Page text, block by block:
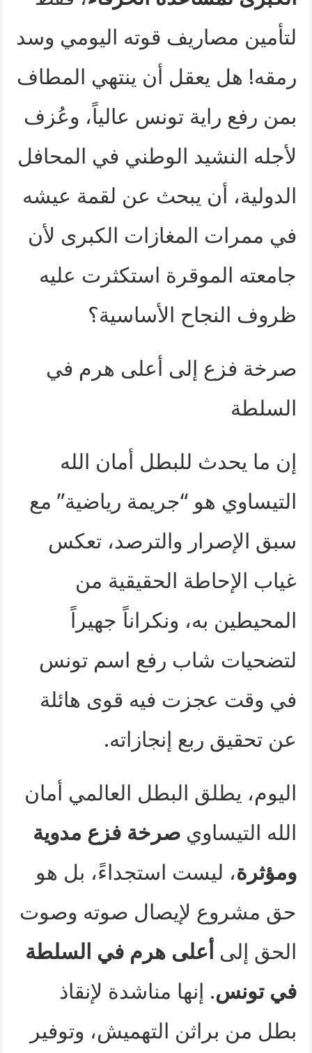
لتأمين مصاريف قوته اليومي وسد
رمقه! هل يعقل أن ينتهي المطاف
بمن رفع راية تونس عالياً، وعُزف
لأجله النشيد الوطني في المحافل
الدولية، أن يبحث عن لقمة عيشه
في ممرات المغازات الكبرى لأن
جامعته الموقرة استكثرت عليه
ظروف النجاح الأساسية؟
صرخة فزع إلى أعلى هرم في
السلطة
إن ما يحدث للبطل أمان الله
التيساوي هو “جريمة رياضية” مع
سبق الإصرار والترصد، تعكس
غياب الإحاطة الحقيقية من
المحيطين به، ونكراناً جهيراً
لتضحيات شاب رفع اسم تونس
في وقت عجزت فيه قوى هائلة
عن تحقيق ربع إنجازاته.
اليوم، يطلق البطل العالمي أمان
الله التيساويصرخة فزع مدوية
ومؤثرة، ليست استجداءً، بل هو
حق مشروع لإيصال صوته وصوت
الحق إلى أعلى هرم في السلطة
في تونس. إنها مناشدة لإنقاذ
بطل من براثن التهميش، وتوفير